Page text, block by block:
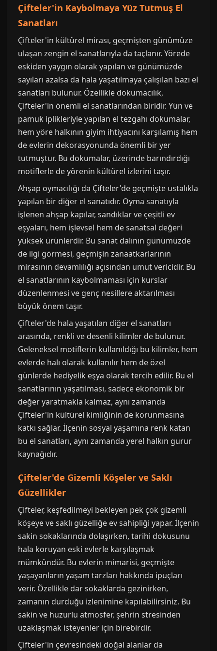
Çifteler'in Kaybolmaya Yüz Tutmuş El
Sanatları
Çifteler'in kültürel mirası, geçmişten günümüze
ulaşan zengin el sanatlarıyla da taçlanır. Yörede
eskiden yaygın olarak yapılan ve günümüzde
sayıları azalsa da hala yaşatılmaya çalışılan bazı el
sanatları bulunur. Özellikle dokumacılık,
Çifteler'in önemli el sanatlarından biridir. Yün ve
pamuk iplikleriyle yapılan el tezgahı dokumalar,
hem yöre halkının giyim ihtiyacını karşılamış hem
de evlerin dekorasyonunda önemli bir yer
tutmuştur. Bu dokumalar, üzerinde barındırdığı
motiflerle de yörenin kültürel izlerini taşır.
Ahşap oymacılığı da Çifteler'de geçmişte ustalıkla
yapılan bir diğer el sanatıdır. Oyma sanatıyla
işlenen ahşap kapılar, sandıklar ve çeşitli ev
eşyaları, hem işlevsel hem de sanatsal değeri
yüksek ürünlerdir. Bu sanat dalının günümüzde
de ilgi görmesi, geçmişin zanaatkarlarının
mirasının devamlılığı açısından umut vericidir. Bu
el sanatlarının kaybolmaması için kurslar
düzenlenmesi ve genç nesillere aktarılması
büyük önem taşır.
Çifteler'de hala yaşatılan diğer el sanatları
arasında, renkli ve desenli kilimler de bulunur.
Geleneksel motiflerin kullanıldığı bu kilimler, hem
evlerde halı olarak kullanılır hem de özel
günlerde hediyelik eşya olarak tercih edilir. Bu el
sanatlarının yaşatılması, sadece ekonomik bir
değer yaratmakla kalmaz, aynı zamanda
Çifteler'in kültürel kimliğinin de korunmasına
katkı sağlar. İlçenin sosyal yaşamına renk katan
bu el sanatları, aynı zamanda yerel halkın gurur
kaynağıdır.
Çifteler'de Gizemli Köşeler ve Saklı
Güzellikler
Çifteler, keşfedilmeyi bekleyen pek çok gizemli
köşeye ve saklı güzelliğe ev sahipliği yapar. İlçenin
sakin sokaklarında dolaşırken, tarihi dokusunu
hala koruyan eski evlerle karşılaşmak
mümkündür. Bu evlerin mimarisi, geçmişte
yaşayanların yaşam tarzları hakkında ipuçları
verir. Özellikle dar sokaklarda gezinirken,
zamanın durduğu izlenimine kapılabilirsiniz. Bu
sakin ve huzurlu atmosfer, şehrin stresinden
uzaklaşmak isteyenler için birebirdir.
Çifteler'in çevresindeki doğal alanlar da